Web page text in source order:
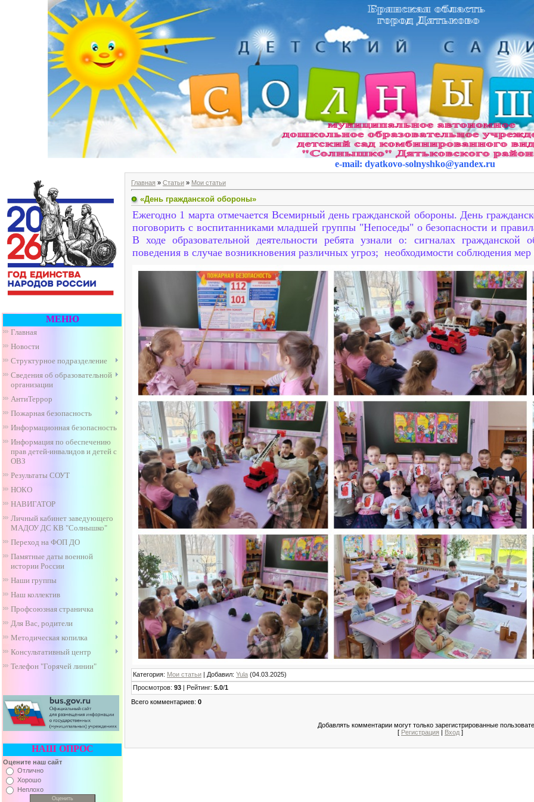
e-mail: dyatkovo-solnyshko@yandex.ru
МЕНЮ
Главная
Новости
Структурное подразделение
Сведения об образовательной
организации
АнтиТеррор
Пожарная безопасность
Информационная безопасность
Информация по обеспечению
прав детей-инвалидов и детей с
ОВЗ
Результаты СОУТ
НОКО
НАВИГАТОР
Личный кабинет заведующего
МАДОУ ДС КВ "Солнышко"
Переход на ФОП ДО
Памятные даты военной
истории России
Наши группы
Наш коллектив
Профсоюзная страничка
Для Вас, родители
Методическая копилка
Консультативный центр
Телефон "Горячей линии"
НАШ ОПРОС
Оцените наш сайт
Отлично
Хорошо
Неплохо
Главная » Статьи » Мои статьи
«День гражданской обороны»
Ежегодно 1 марта отмечается Всемирный день гражданской обороны. День
поговорить с воспитанниками младшей группы "Непоседы" о безопасности и
В ходе образовательной деятельности ребята узнали о: сигналах
поведения в случае возникновения различных угроз; необходимости соблюдения мер
Категория: Мои статьи | Добавил: Yula (04.03.2025)
Просмотров: 93 | Рейтинг: 5.0/1
Всего комментариев: 0
Добавлять комментарии могут только зарегистрированные
[ Регистрация | Вход ]